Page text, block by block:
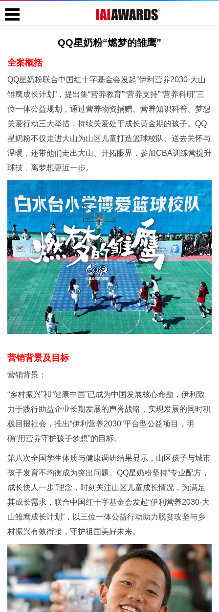
QQ星奶粉“燃梦的雏鹰”
全案概括
QQ星奶粉联合中国红十字基金会发起“伊利营养2030·大山
雏鹰成长计划”，提出集“营养教育”“营养支持”“营养科研”三
位一体公益规划，通过营养物资捐赠、营养知识科普、梦想
关爱行动三大举措，持续关爱处于成长黄金期的孩子。QQ
星奶粉不仅走进大山为山区儿童打造篮球校队、送去关怀与
温暖，还带他们走出大山、开拓眼界，参加CBA训练营提升
球技，离梦想更近一步。
营销背景及目标
营销背景：
“乡村振兴”和“健康中国”已成为中国发展核心命题，伊利致
力于践行助益企业长期发展的声誉战略，实现发展的同时积
极回报社会，推出“伊利营养2030”平台型公益项目，明
确“用营养守护孩子梦想”的目标。
第八次全国学生体质与健康调研结果显示，山区孩子与城市
孩子发育不均衡成为突出问题。QQ星奶粉坚持“专业配方，
成长快人一步”理念，时刻关注山区儿童成长情况，为满足
其成长需求，联合中国红十字基金会发起“伊利营养2030·大
山雏鹰成长计划”，以三位一体公益行动助力脱贫攻坚与乡
村振兴有效衔接，守护祖国美好未来。